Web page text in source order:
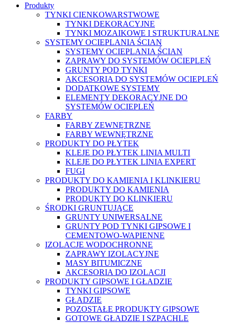
Produkty
TYNKI CIENKOWARSTWOWE
TYNKI DEKORACYJNE
TYNKI MOZAIKOWE I STRUKTURALNE
SYSTEMY OCIEPLANIA ŚCIAN
SYSTEMY OCIEPLANIA ŚCIAN
ZAPRAWY DO SYSTEMÓW OCIEPLEŃ
GRUNTY POD TYNKI
AKCESORIA DO SYSTEMÓW OCIEPLEŃ
DODATKOWE SYSTEMY
ELEMENTY DEKORACYJNE DO
SYSTEMÓW OCIEPLEŃ
FARBY
FARBY ZEWNĘTRZNE
FARBY WEWNĘTRZNE
PRODUKTY DO PŁYTEK
KLEJE DO PŁYTEK LINIA MULTI
KLEJE DO PŁYTEK LINIA EXPERT
FUGI
PRODUKTY DO KAMIENIA I KLINKIERU
PRODUKTY DO KAMIENIA
PRODUKTY DO KLINKIERU
ŚRODKI GRUNTUJĄCE
GRUNTY UNIWERSALNE
GRUNTY POD TYNKI GIPSOWE I
CEMENTOWO-WAPIENNE
IZOLACJE WODOCHRONNE
ZAPRAWY IZOLACYJNE
MASY BITUMICZNE
AKCESORIA DO IZOLACJI
PRODUKTY GIPSOWE I GŁADZIE
TYNKI GIPSOWE
GŁADZIE
POZOSTAŁE PRODUKTY GIPSOWE
GOTOWE GŁADZIE I SZPACHLE